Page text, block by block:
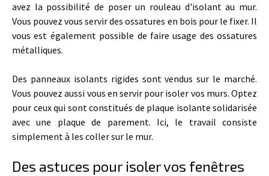
avez la possibilité de poser un rouleau d'isolant au mur.
Vous pouvez vous servir des ossatures en bois pour le fixer. Il
vous est également possible de faire usage des ossatures
métalliques.
Des panneaux isolants rigides sont vendus sur le marché.
Vous pouvez aussi vous en servir pour isoler vos murs. Optez
pour ceux qui sont constitués de plaque isolante solidarisée
avec une plaque de parement. Ici, le travail consiste
simplement à les coller sur le mur.
Des astuces pour isoler vos fenêtres